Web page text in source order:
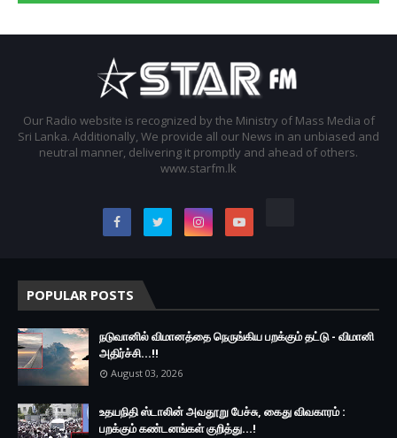
Our Radio website is recognized by the Ministry of Mass Media of
Sri Lanka. Additionally, We provide all our News in an unbiased and
neutral manner, delivering it promptly and ahead of others.
www.starfm.lk
POPULAR POSTS
நடுவானில் விமானத்தை நெருங்கிய பறக்கும் தட்டு - விமானி
அதிர்ச்சி...!!
August 03, 2026
உதயநிதி ஸ்டாலின் அவதூறு பேச்சு, கைது விவகாரம் :
பறக்கும் கண்டனங்கள் குறித்து...!